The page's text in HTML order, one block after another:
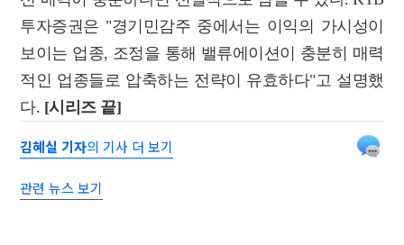
투자증권은 "경기민감주 중에서는 이익의 가시성이
보이는 업종, 조정을 통해 밸류에이션이 충분히 매력
적인 업종들로 압축하는 전략이 유효하다"고 설명했
다. [시리즈 끝]
김혜실 기자의 기사 더 보기
관련 뉴스 보기